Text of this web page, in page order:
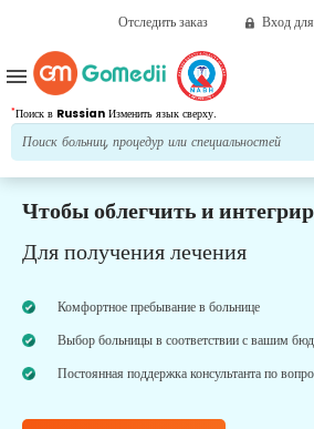
Отследить заказ Вход
*Поиск в Russian Изменить язык сверху.
menu
Чтобы облегчить и
Для получения лечения
Комфортное пребывание в больнице
Выбор больницы в соответствии с вашим
Постоянная поддержка консультанта по